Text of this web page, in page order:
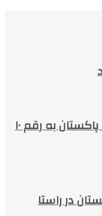
افزایش حجم تجارت بین ایران و پاکستان به رقم ۱۰
در راستا